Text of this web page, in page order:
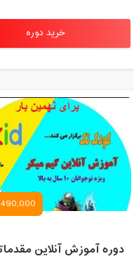
خرید دوره
490,000 تومان